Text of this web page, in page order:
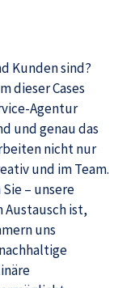
Kunden sind?
dieser Cases
Agentur
und genau das
nicht nur
und im Team.
– unsere
Austausch ist,
uns